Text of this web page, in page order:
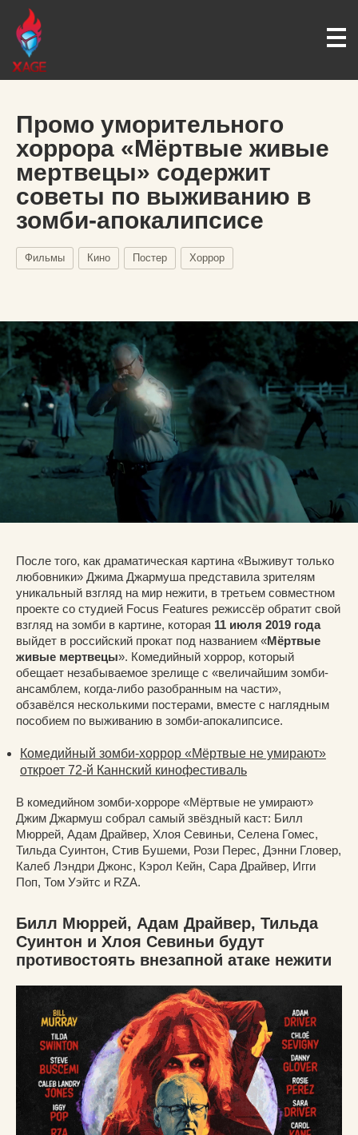
Промо уморительного
хоррора «Мёртвые живые
мертвецы» содержит
советы по выживанию в
зомби-апокалипсисе
Фильмы Кино Постер Хоррор
После того, как драматическая картина «Выживут только
любовники» Джима Джармуша представила зрителям
уникальный взгляд на мир нежити, в третьем совместном
проекте со студией Focus Features режиссёр обратит свой
взгляд на зомби в картине, которая 11 июля 2019 года
выйдет в российский прокат под названием «Мёртвые
живые мертвецы». Комедийный хоррор, который
обещает незабываемое зрелище с «величайшим зомби-
ансамблем, когда-либо разобранным на части»,
обзавёлся несколькими постерами, вместе с наглядным
пособием по выживанию в зомби-апокалипсисе.
Комедийный зомби-хоррор «Мёртвые не умирают»
откроет 72-й Каннский кинофестиваль
В комедийном зомби-хорроре «Мёртвые не умирают»
Джим Джармуш собрал самый звёздный каст: Билл
Мюррей, Адам Драйвер, Хлоя Севиньи, Селена Гомес,
Тильда Суинтон, Стив Бушеми, Рози Перес, Дэнни Гловер,
Калеб Лэндри Джонс, Кэрол Кейн, Сара Драйвер, Игги
Поп, Том Уэйтс и RZA.
Билл Мюррей, Адам Драйвер, Тильда
Суинтон и Хлоя Севиньи будут
противостоять внезапной атаке нежити